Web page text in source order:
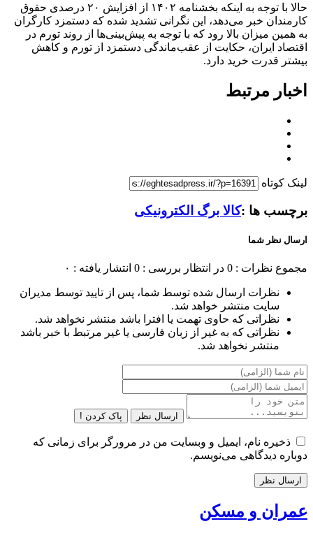
حالا با توجه به اینکه بخشنامه ۱۴۰۲ از افزایش ۲۰ درصدی حقوق
کارمندان خبر می‌دهد، این نگرانی تشدید شده که دستمزد کارگران
به همین میزان بالا رود که با توجه به پیش‌بینی‌ها از روند تورم در
اقتصاد ایران، حکایت از عقب‌ماندگی دستمزد از تورم و کاهش
بیشتر قدرت خرید دارد.
اخبار مرتبط
لینک کوتاه
برچسب ها :کالا برگ الکترونیکی
ارسال نظر شما
مجموع نظرات : 0 در انتظار بررسی : 0 انتشار یافته : ۰
نظرات ارسال شده توسط شما، پس از تایید توسط مدیران
سایت منتشر خواهد شد.
نظراتی که حاوی تهمت یا افترا باشد منتشر نخواهد شد.
نظراتی که به غیر از زبان فارسی یا غیر مرتبط با خبر باشد
منتشر نخواهد شد.
ارسال نظر پاک کردن !
ذخیره نام، ایمیل و وبسایت من در مرورگر برای زمانی که
دوباره دیدگاهی می‌نویسم.
عمران و مسکن